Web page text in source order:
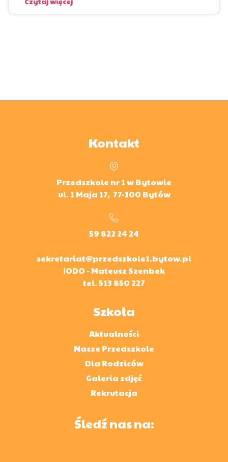
Kontakt
Przedszkole nr 1 w Bytowie
ul. 1 Maja 17, 77-100 Bytów
59 822 24 24
sekretariat@przedszkole1.bytow.pl
IODO - Mateusz Szenbek
tel.513 850 227
Szkoła
Aktualności
Nasze Przedszkole
Dla Rodziców
Galeria zdjęć
Rekrutacja
Śledź nas na: